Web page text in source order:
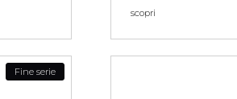
scopri
Fine serie